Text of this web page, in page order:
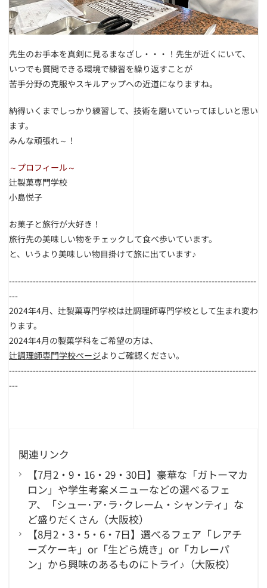
先生のお手本を真剣に見るまなざし・・・！ 先生が近くにいて、
いつでも質問できる環境で練習を繰り返すことが
苦手分野の克服やスキルアップへの近道になりますね。
納得いくまでしっかり練習して、技術を磨いていってほしいと思い
ます。
みんな頑張れ～！
～プロフィール～
辻製菓専門学校
小島悦子
お菓子と旅行が大好き！
旅行先の美味しい物をチェックして食べ歩いています。
と、いうより美味しい物目掛けて旅に出ています♪
-----------------------------------------------------------------------------------
---
2024年4月、 辻製菓専門学校は辻調理師専門学校として生まれ変わ
ります。
2024年4月の製菓学科をご希望の方は、
辻調理師専門学校ページよりご確認ください。
-----------------------------------------------------------------------------------
---
関連リンク
【7月2・9・16・29・30日】豪華な「ガトーマカ
ロン」や学生考案メニューなどの選べるフェ
ア、「シュー･ア･ラ･クレーム・シャンティ」な
ど盛りだくさん（大阪校）
【8月2・3・5・6・7日】選べるフェア「レアチ
ーズケーキ」or「生どら焼き」or「カレーパ
ン」から興味のあるものにトライ♪（大阪校）